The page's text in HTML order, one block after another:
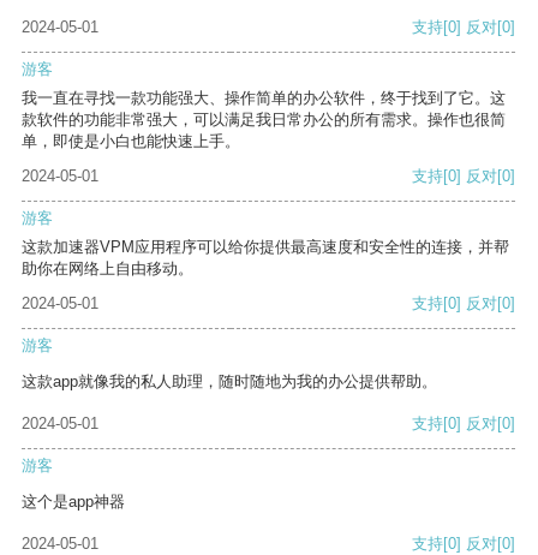
2024-05-01 支持[0] 反对[0]
游客
我一直在寻找一款功能强大、操作简单的办公软件，终于找到了它。这
款软件的功能非常强大，可以满足我日常办公的所有需求。操作也很简
单，即使是小白也能快速上手。
2024-05-01
支持[0] 反对[0]
游客
这款加速器VPM应用程序可以给你提供最高速度和安全性的连接，并帮
助你在网络上自由移动。
2024-05-01
支持[0] 反对[0]
游客
这款app就像我的私人助理，随时随地为我的办公提供帮助。
2024-05-01 支持[0] 反对[0]
游客
这个是app神器
2024-05-01 支持[0] 反对[0]